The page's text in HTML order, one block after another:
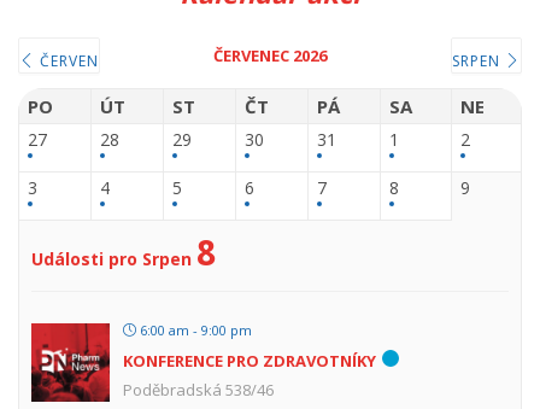
ČERVEN ČERVENEC 2026 SRPEN
PO ÚT ST ČT PÁ SA NE
27 28 29 30 31 1 2
3 4 5 6 7 8 9
Události pro Srpen 8
6:00 am - 9:00 pm
KONFERENCE PRO ZDRAVOTNÍKY
Poděbradská 538/46